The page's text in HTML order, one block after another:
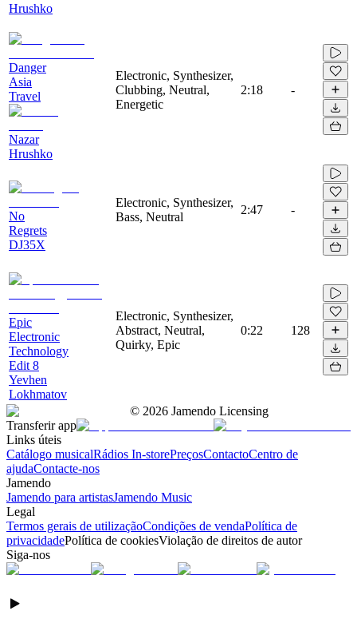
Hrushko
Danger
Asia
Travel
Nazar
Hrushko
Electronic, Synthesizer,
Clubbing, Neutral,
Energetic
2:18 -
No
Regrets
DJ35X
Electronic, Synthesizer,
Bass, Neutral
2:47 -
Epic
Electronic
Technology
Edit 8
Yevhen
Lokhmatov
Electronic, Synthesizer,
Abstract, Neutral,
Quirky, Epic
0:22 128
© 2026 Jamendo Licensing
Transferir app
Links úteis
Catálogo musicalRádios In-storePreçosContactoCentro de
ajudaContacte-nos
Jamendo
Jamendo para artistasJamendo Music
Legal
Termos gerais de utilizaçãoCondições de vendaPolítica de
privacidadePolítica de cookiesViolação de direitos de autor
Siga-nos